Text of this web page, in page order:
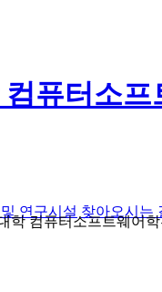
퓨터소프
연구시설 찾아오시는
학 컴퓨터소프트웨어